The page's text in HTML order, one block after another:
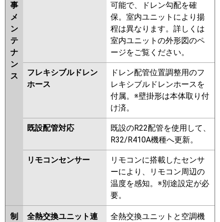
事
メ
ン
テ
ナ
ン
ス
可能で、ドレン勾配を確
保。室内ユニットにより揚
程は異なります。詳しくは
室内ユニットの外形図のペ
ージをご覧ください。
フレキシブルドレン
ホース
ドレン配管位置調整用のフ
レキシブルドレンホースを
付属。※壁掛形は本体取り付
け済。
既設配管対応
既設のR22配管を使用して、
R32/R410A機種へ更新。
リモコンセンサー
リモコンに搭載したセンサ
ーにより、リモコン周辺の
温度を感知。※別途設定が必
要。
制
全熱交換ユニット連
全熱交換ユニットと空調機